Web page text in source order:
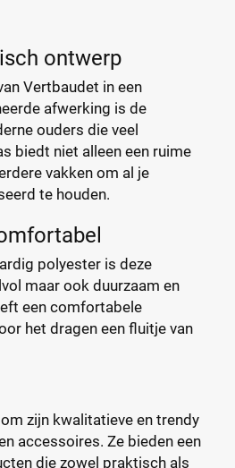
ontwerp
Vertbaudet in een
afwerking is de
ouders die veel
biedt niet alleen een ruime
vakken om al je
te houden.
polyester is deze
maar ook duurzaam en
een comfortabele
het dragen een fluitje van
zijn kwalitatieve en trendy
accessoires. Ze bieden een
die zowel praktisch als